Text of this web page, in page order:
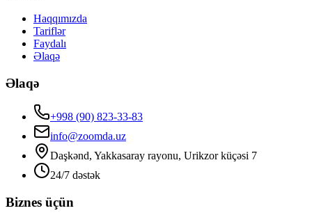
Haqqımızda
Tariflər
Faydalı
Əlaqə
Əlaqə
+998 (90) 823-33-83
info@zoomda.uz
Daşkənd, Yakkasaray rayonu, Urikzor küçəsi 7
24/7 dəstək
Biznes üçün